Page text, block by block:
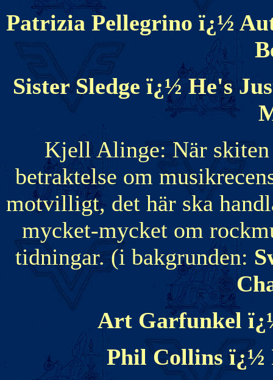
Patrizia Pellegrino ï¿½
Sister Sledge ï¿½ He's
Kjell Alinge: När
betraktelse om
motvilligt, det här ska
mycket-mycket om
tidningar. (i bakgrunden:
Art Garfunkel
Phil Collins ï¿½